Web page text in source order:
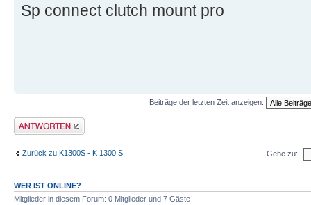
Sp connect clutch mount pro
Beiträge der letzten Zeit anzeigen:
Antwort schreiben
Zurück zu K1300S - K 1300 S Gehe zu:
WER IST ONLINE?
Mitglieder in diesem Forum: 0 Mitglieder und 7 Gäste